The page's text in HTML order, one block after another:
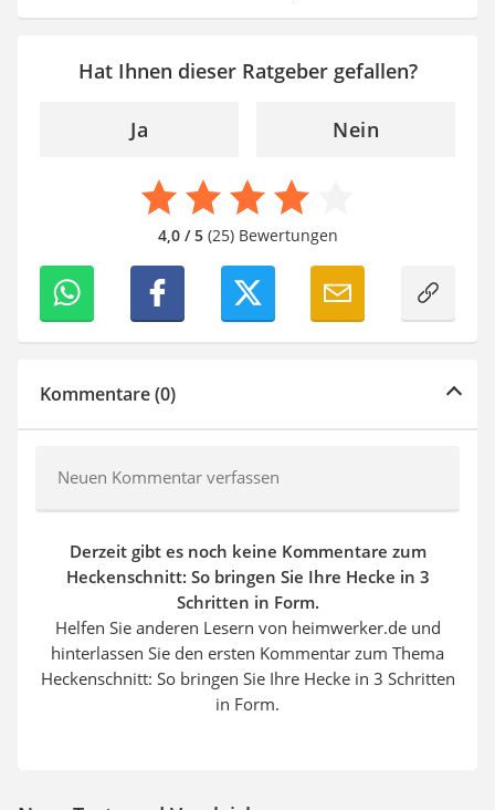
Hat Ihnen dieser Ratgeber gefallen?
Ja Nein
4,0 / 5(25) Bewertungen
Kommentare (0)
Neuen Kommentar verfassen
Derzeit gibt es noch keine Kommentare zum
Heckenschnitt: So bringen Sie Ihre Hecke in 3
Schritten in Form.
Helfen Sie anderen Lesern von heimwerker.de und
hinterlassen Sie den ersten Kommentar zum Thema
Heckenschnitt: So bringen Sie Ihre Hecke in 3 Schritten
in Form.